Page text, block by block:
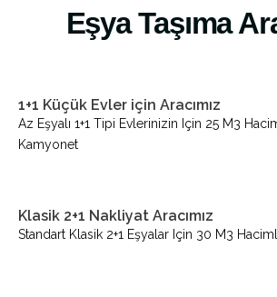
Eşya Taşıma
1+1 Küçük Evler için Aracımız
Az Eşyalı 1+1 Tipi Evlerinizin Için 25 M3
Kamyonet
Klasik 2+1 Nakliyat Aracımız
Standart Klasik 2+1 Eşyalar Için 30 M3